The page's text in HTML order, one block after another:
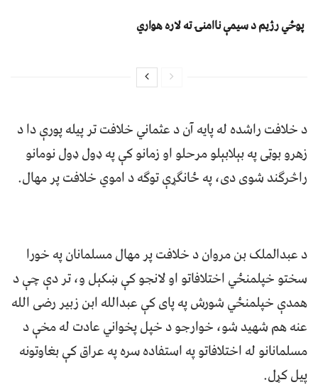
پوځي رژیم د سیمې ناامنۍ ته لاره هواري
د خلافت راشده له پایه آن د عثماني خلافت تر پیله پورې دا د
زهرو بوټی په بېلابېلو مرحلو او زمانو کې په ډول ډول نومانو
راڅرګند شوی دی، په ځانګړې توګه د اموي خلافت پر مهال.
د عبدالملک بن مروان د خلافت پر مهال مسلمانان په خورا
سختو خپلمنځي اختلافاتو او لانجو کې ښکېل و، تر دې چې د
همدې خپلمنځي شورش په پای کې عبدالله ابن زبیر رضی الله
عنه هم شهید شو، خوارجو د خپل پخواني عادت له مخې د
مسلمانانو له اختلافاتو په استفاده سره په عراق کې بغاوتونه
پیل کړل.